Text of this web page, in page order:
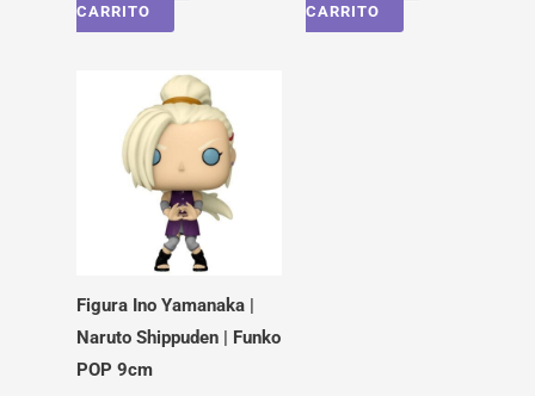
CARRITO
CARRITO
Figura Ino Yamanaka |
Naruto Shippuden | Funko
POP 9cm